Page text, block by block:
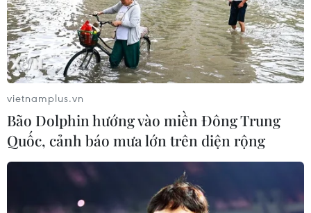
vietnamplus.vn
Bão Dolphin hướng vào miền Đông Trung
Quốc, cảnh báo mưa lớn trên diện rộng